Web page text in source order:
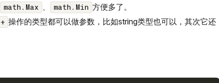
math.Max 、 math.Min 方便多了。
+ 操作的类型都可以做参数，比如string类型也可以，其次它还